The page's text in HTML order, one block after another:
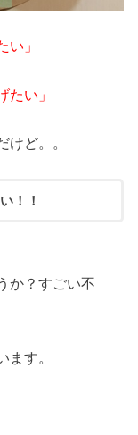
い」
たい」
けど。。
！！
か？すごい不
ます。